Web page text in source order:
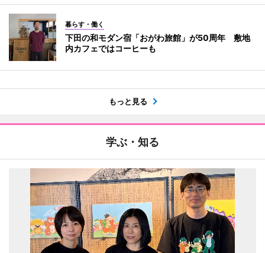
暮らす・働く
下田の和モダン宿「おがわ旅館」が50周年 敷地
内カフェではコーヒーも
もっと見る
学ぶ・知る